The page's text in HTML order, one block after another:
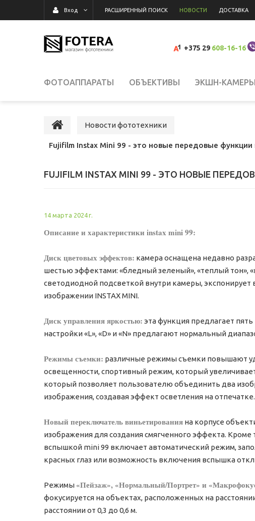
Вход РАСШИРЕННЫЙ ПОИСК НОВОСТИ ДОСТАВКА
+375 29 608-16-16
ФОТОАППАРАТЫ ОБЪЕКТИВЫ ЭКШН-КАМЕРЫ
Новости фототехники
Fujifilm Instax Mini 99 - это новые передовые
FUJIFILM INSTAX MINI 99 - ЭТО НОВЫЕ
14 марта 2024 г.
Описание и характеристики instax mini 99:
Диск цветовых эффектов: камера оснащена недавно
шестью эффектами: «бледный зеленый», «теплый тон»,
светодиодной подсветкой внутри камеры,
изображении INSTAX MINI.
Диск управления яркостью: эта функция предлагает
настройки «L», «D» и «N» предлагают нормальный
Режимы съемки: различные режимы съемки повышают
освещенности, спортивный режим, который
который позволяет пользователю объединить два
изображения, создавая эффект осветления на отпечатке.
Новый переключатель виньетирования на корпусе
изображения для создания смягченного эффекта.
вспышкой mini 99 включает автоматический режим,
красных глаз или возможность включения вспышка
Режимы«Пейзаж», «Нормальный/Портрет» и
фокусируется на объектах, расположенных на
расстоянии от 0,3 до 0,6 м.